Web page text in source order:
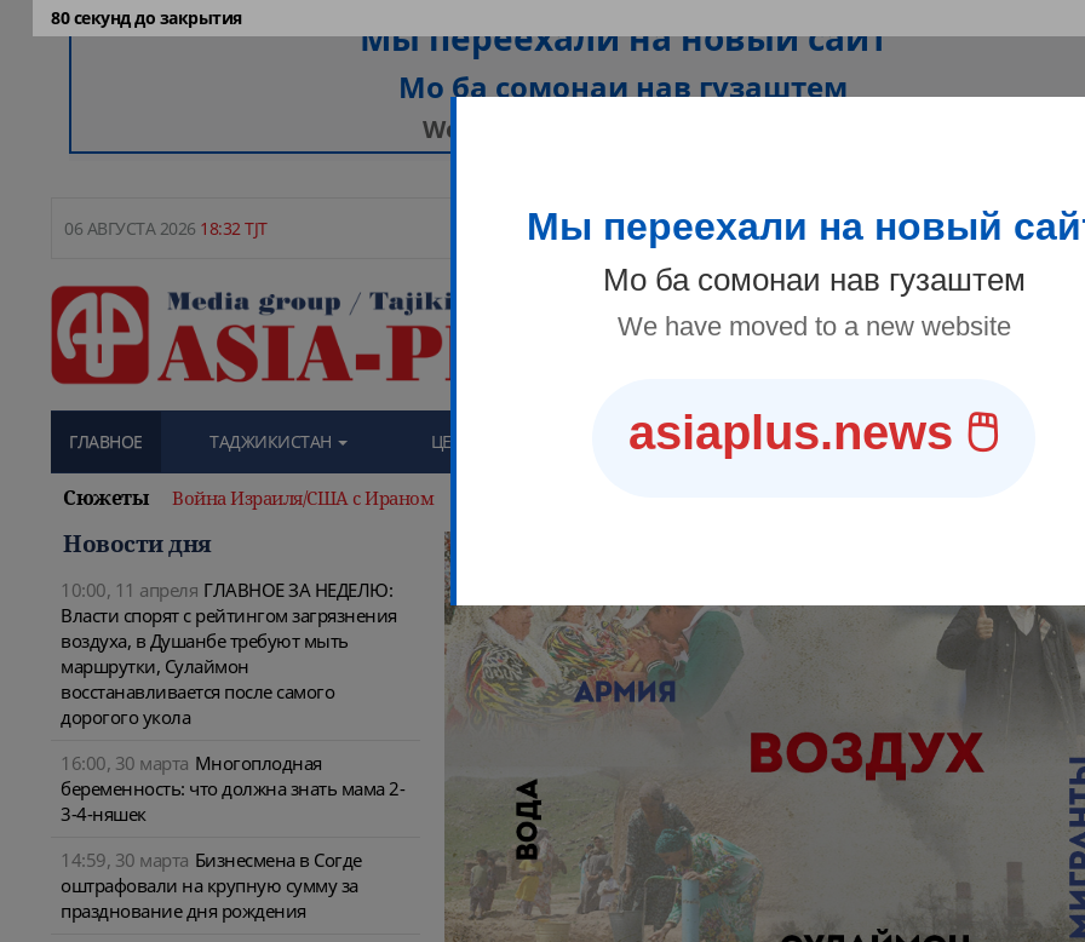
78 секунд до закрытия
06 АВГУСТА 2026 18:32 TJT +31.12°CДушанбе Ру/ Тҷ/En /
ГЛАВНОЕ ТАДЖИКИСТАН ЦЕНТРАЛЬНАЯ АЗИЯ МИР СТИЛЬ ЖИЗНИ
Сюжеты Война Израиля/США с Ираном
Новости дня
10:00, 11 апреля ГЛАВНОЕ ЗА НЕДЕЛЮ:
Власти спорят с рейтингом загрязнения
воздуха, в Душанбе требуют мыть
маршрутки, Сулаймон
восстанавливается после самого
дорогого укола
16:00, 30 марта Многоплодная
беременность: что должна знать мама 2-
3-4-няшек
14:59, 30 марта Бизнесмена в Согде
оштрафовали на крупную сумму за
празднование дня рождения